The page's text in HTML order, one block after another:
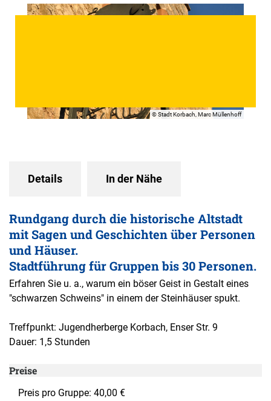
© Stadt Korbach, Marc Müllenhoff
Details In der Nähe
Rundgang durch die historische Altstadt
mit Sagen und Geschichten über Personen
und Häuser.
Stadtführung für Gruppen bis 30 Personen.
Erfahren Sie u. a., warum ein böser Geist in Gestalt eines
"schwarzen Schweins" in einem der Steinhäuser spukt.
Treffpunkt: Jugendherberge Korbach, Enser Str. 9
Dauer: 1,5 Stunden
Preise
Preis pro Gruppe: 40,00 €